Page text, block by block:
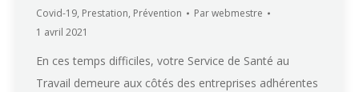
Covid-19, Prestation, Prévention Parwebmestre
1 avril 2021
En ces temps difficiles, votre Service de Santé au
Travail demeure aux côtés des entreprises adhérentes